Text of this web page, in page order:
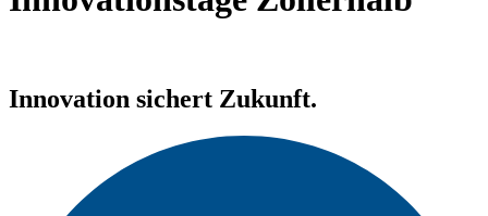
Innovation sichert Zukunft.